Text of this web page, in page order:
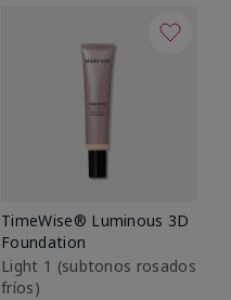
TimeWise® Luminous 3D
Foundation
Light 1​ (subtonos rosados
fríos)